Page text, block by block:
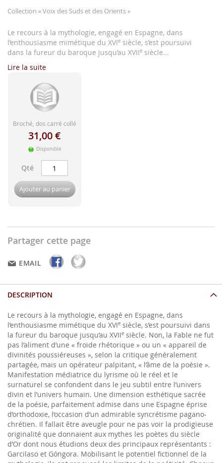
gallerie
Collection « Voix des Suds et des Orients »
Le recours à la mythologie, engagé en Espagne, dans
l’enthousiasme mimétique du XVIe siècle, s’est poursuivi
dans la fureur du baroque jusqu’au XVIIe siècle...
Lire la suite
Broché, dos carré collé
31,00 €
Disponible
Qté
Ajouter au panier
Partager cette page
EMAIL
DESCRIPTION
Le recours à la mythologie, engagé en Espagne, dans
l’enthousiasme mimétique du XVIe siècle, s’est poursuivi dans
la fureur du baroque jusqu’au XVIIe siècle. Non, la Fable ne fut
pas l’aliment d’une « froide rhétorique » ou un « appareil de
divinités poussiéreuses », selon la critique généralement
partagée, mais un opérateur palpitant, « l’âme de la poésie ».
Manifestation médiatrice du lyrisme où le réel et le
surnaturel se confondent dans le jeu subtil entre l’univers
divin et l’univers humain. Une dimension esthétique sacrée
de la poésie, parfaitement admise dans une Espagne éprise
d’orthodoxie, l’occasion d’un admirable syncrétisme pagano-
chrétien. Il fallait être aveugle pour ne pas voir la prodigieuse
originalité que donnaient aux mythes les poètes du siècle
d’Or dont nous étudions deux des principaux représentants :
Garcilaso et Góngora. Mobilisant le potentiel fictionnel de la